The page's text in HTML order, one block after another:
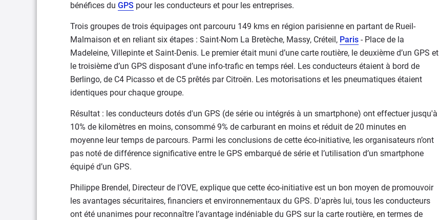
bénéfices du GPS pour les conducteurs et pour les entreprises.
Trois groupes de trois équipages ont parcouru 149 kms en région parisienne en partant de Rueil-
Malmaison et en reliant six étapes : Saint-Nom La Bretèche, Massy, Créteil, Paris - Place de la
Madeleine, Villepinte et Saint-Denis. Le premier était muni d’une carte routière, le deuxième d’un GPS et
le troisième d’un GPS disposant d’une info-trafic en temps réel. Les conducteurs étaient à bord de
Berlingo, de C4 Picasso et de C5 prêtés par Citroën. Les motorisations et les pneumatiques étaient
identiques pour chaque groupe.
Résultat : les conducteurs dotés d'un GPS (de série ou intégrés à un smartphone) ont effectuer jusqu'à
10% de kilomètres en moins, consommé 9% de carburant en moins et réduit de 20 minutes en
moyenne leur temps de parcours. Parmi les conclusions de cette éco-initiative, les organisateurs n’ont
pas noté de différence significative entre le GPS embarqué de série et l’utilisation d’un smartphone
équipé d’un GPS.
Philippe Brendel, Directeur de l’OVE, explique que cette éco-initiative est un bon moyen de promouvoir
les avantages sécuritaires, financiers et environnementaux du GPS. D'après lui, tous les conducteurs
ont été unanimes pour reconnaître l’avantage indéniable du GPS sur la carte routière, en termes de